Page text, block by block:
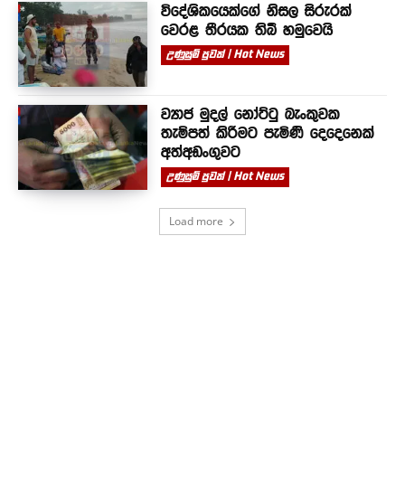
විදේශිකයෙක්ගේ නිසල සිරුරක්
වෙරළ තීරයක තිබී හමුවෙයි
උණුසුම් පුවත් | Hot News
ව්‍යාජ මුදල් නෝට්ටු බැංකුවක
තැම්පත් කිරීමට පැමිණි දෙදෙනෙක්
අත්අඩංගුවට
උණුසුම් පුවත් | Hot News
Load more